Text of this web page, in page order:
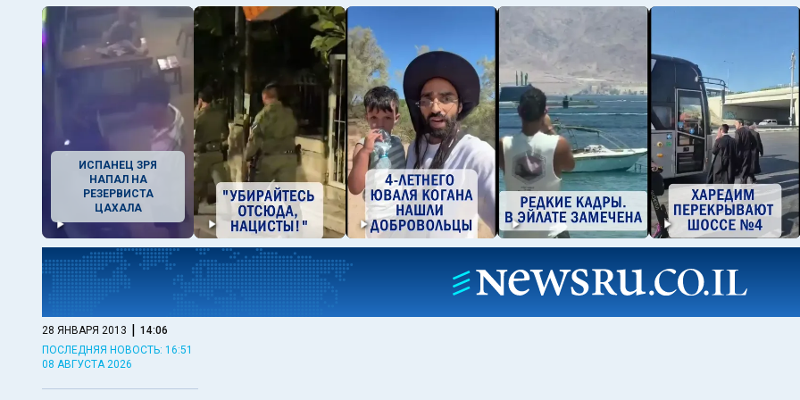
ИСПАНЕЦ ЗРЯ
НАПАЛ НА
РЕЗЕРВИСТА
ЦАХАЛА
28 ЯНВАРЯ 2013 | 14:06
ПОСЛЕДНЯЯ НОВОСТЬ: 16:51
08 АВГУСТА 2026